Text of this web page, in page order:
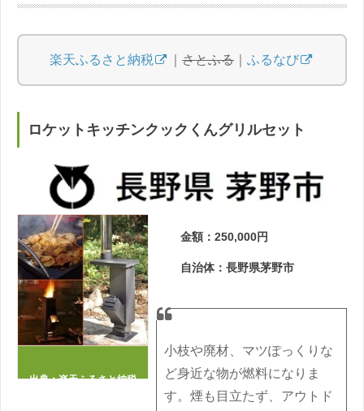
楽天ふるさと納税 さとふる ふるなび
ロケットキッチンクックくんグリルセット
出典：楽天ふるさと納税
金額：250,000円
自治体：長野県茅野市
小枝や廃材、マツぽっくりな
ど身近な物が燃料になりま
す。煙も目立たず、アウトド